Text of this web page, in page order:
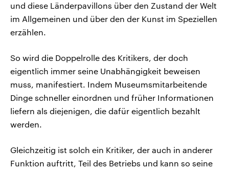
und diese Länderpavillons über den Zustand der Welt
im Allgemeinen und über den der Kunst im Speziellen
erzählen.
So wird die Doppelrolle des Kritikers, der doch
eigentlich immer seine Unabhängigkeit beweisen
muss, manifestiert. Indem Museumsmitarbeitende
Dinge schneller einordnen und früher Informationen
liefern als diejenigen, die dafür eigentlich bezahlt
werden.
Gleichzeitig ist solch ein Kritiker, der auch in anderer
Funktion auftritt, Teil des Betriebs und kann so seine